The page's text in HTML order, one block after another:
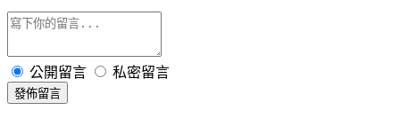
公開留言 私密留言
發佈留言